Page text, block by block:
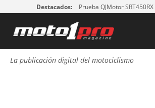
Destacados: Prueba QJMotor SRT450RX
La publicación digital del motociclismo